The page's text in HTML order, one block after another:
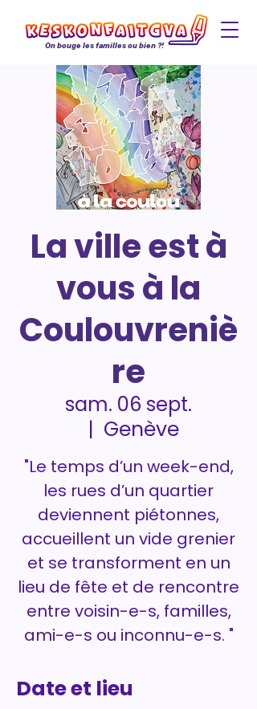
On bouge les familles ou bien ?!
La ville est à
vous à la
Coulouvreniè
re
sam. 06 sept.
  |
Genève
"Le temps d’un week-end,
les rues d’un quartier
deviennent piétonnes,
accueillent un vide grenier
et se transforment en un
lieu de fête et de rencontre
entre voisin-e-s, familles,
ami-e-s ou inconnu-e-s. "
Date et lieu